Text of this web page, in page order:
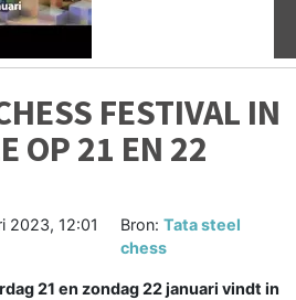
FESTIVAL IN
OP 21 EN 22
2023, 12:01
Bron: Tata steel
chess
21 en zondag 22 januari vindt in